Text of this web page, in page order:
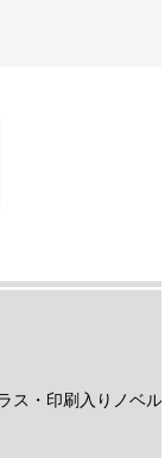
ス・印刷入りノベ